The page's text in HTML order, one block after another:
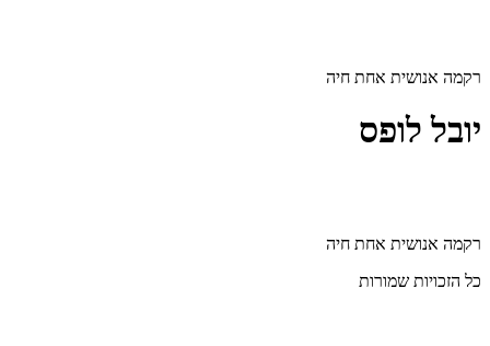
רקמה אנושית אחת חיה
יובל לופס
רקמה אנושית אחת חיה
כל הזכויות שמורות